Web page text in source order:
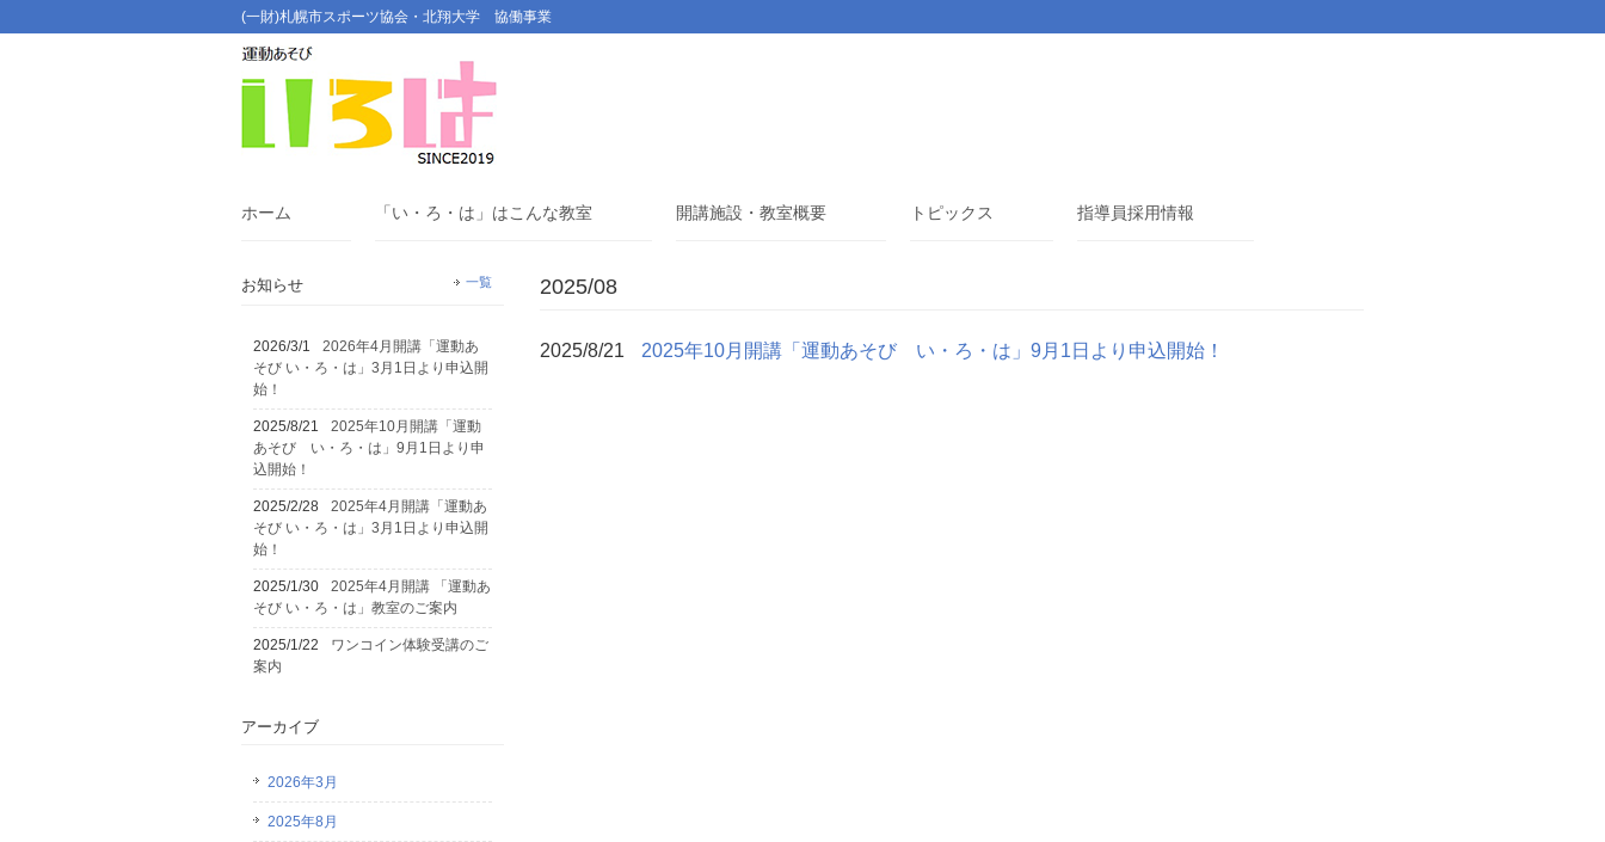
(一財)札幌市スポーツ協会・北翔大学 協働事業
ホーム 「い・ろ・は」はこんな教室 開講施設・教室概要 トピックス 指導員採用情報
2025/08
2025/8/21 2025年10月開講「運動あそび い・ろ・は」9月1日より申込開始！
お知らせ 一覧
2026/3/1
2026年4月開講「運動あ
そび い・ろ・は」3月1日より申込開
始！
2025/8/21
2025年10月開講「運動
あそび い・ろ・は」9月1日より申
込開始！
2025/2/28
2025年4月開講「運動あ
そび い・ろ・は」3月1日より申込開
始！
2025/1/30
2025年4月開講 「運動あ
そび い・ろ・は」教室のご案内
2025/1/22
ワンコイン体験受講のご
案内
アーカイブ
2026年3月
2025年8月